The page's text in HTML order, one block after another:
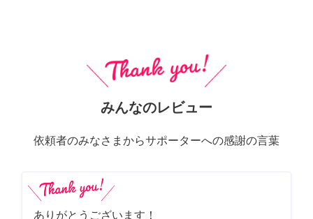
みんなのレビュー
依頼者のみなさまからサポーターへの感謝の言葉
ありがとうございます！